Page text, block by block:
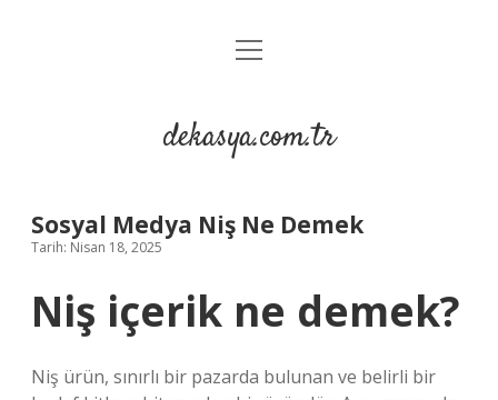
Anasayfa
Yasal Uyarı
menüyü
dekasya.com.tr
Sosyal Medya Niş Ne Demek
Tarih: Nisan 18, 2025
Niş içerik ne demek?
Niş ürün, sınırlı bir pazarda bulunan ve belirli bir